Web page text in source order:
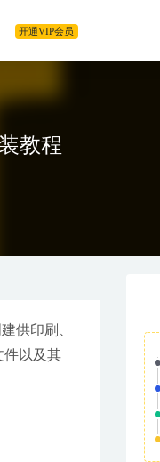
开通VIP会员
教程
供印刷、
件以及其